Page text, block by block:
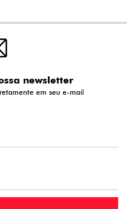
newsletter
em seu e-mail